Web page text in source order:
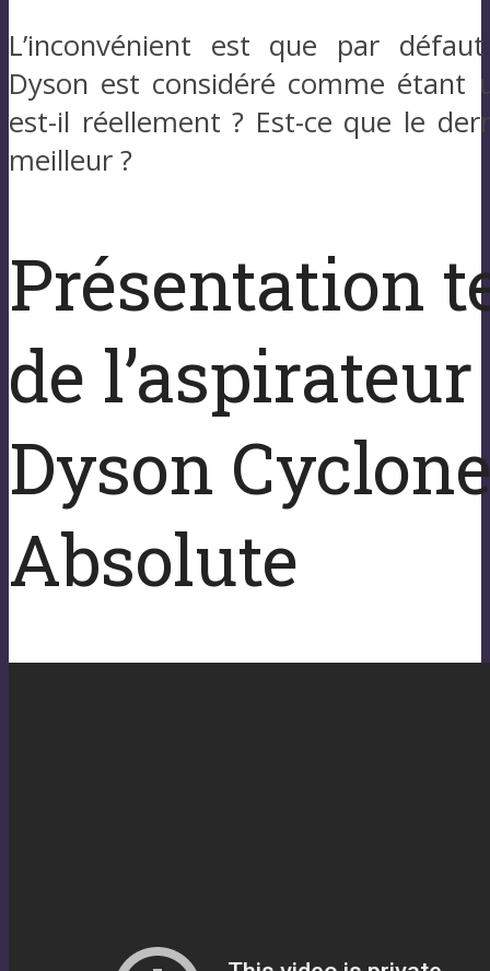
L’inconvénient est que par
Dyson est considéré comme étant
est-il réellement ? Est-ce que le
meilleur ?
Présentation
de
Dyson
Absolute